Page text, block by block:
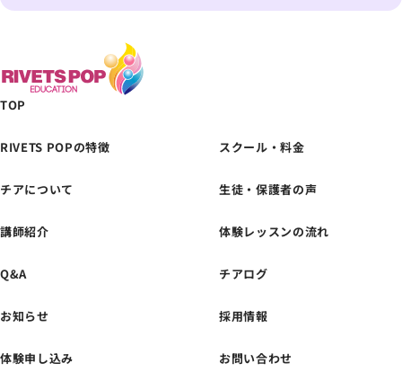
体験レッスンの
お申し込みはこちら
TOP
RIVETS POPの特徴 スクール・料金
チアについて 生徒・保護者の声
講師紹介 体験レッスンの流れ
Q&A チアログ
お知らせ 採用情報
体験申し込み お問い合わせ